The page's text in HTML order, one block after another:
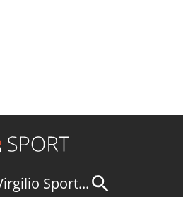
Sport...